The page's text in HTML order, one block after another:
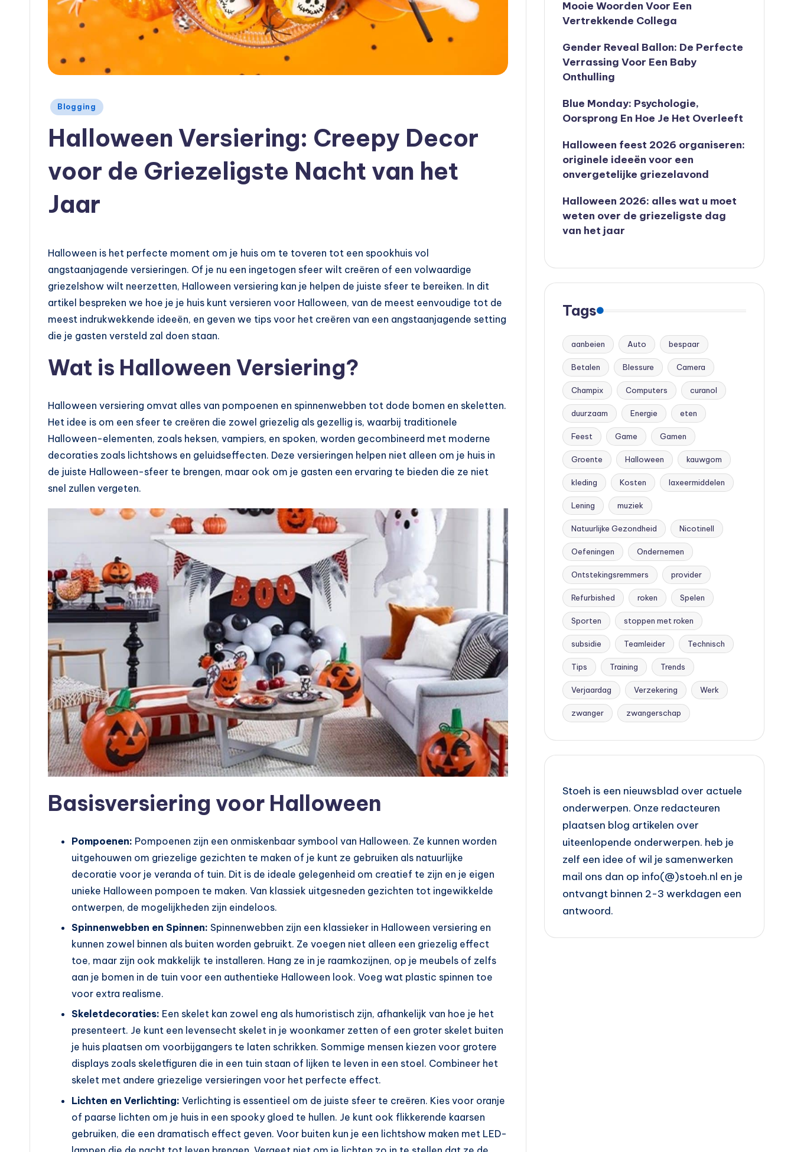
Geplaatst
Blogging
Halloween Versiering: Creepy Decor
voor de Griezeligste Nacht van het
Jaar
Halloween is het perfecte moment om je huis om te toveren tot een spookhuis vol
angstaanjagende versieringen. Of je nu een ingetogen sfeer wilt creëren of een volwaardige
griezelshow wilt neerzetten, Halloween versiering kan je helpen de juiste sfeer te bereiken. In dit
artikel bespreken we hoe je je huis kunt versieren voor Halloween, van de meest eenvoudige tot de
meest indrukwekkende ideeën, en geven we tips voor het creëren van een angstaanjagende setting
die je gasten versteld zal doen staan.
Wat is Halloween Versiering?
Halloween versiering omvat alles van pompoenen en spinnenwebben tot dode bomen en skeletten.
Het idee is om een sfeer te creëren die zowel griezelig als gezellig is, waarbij traditionele
Halloween-elementen, zoals heksen, vampiers, en spoken, worden gecombineerd met moderne
decoraties zoals lichtshows en geluidseffecten. Deze versieringen helpen niet alleen om je huis in
de juiste Halloween-sfeer te brengen, maar ook om je gasten een ervaring te bieden die ze niet
snel zullen vergeten.
Basisversiering voor Halloween
Pompoenen: Pompoenen zijn een onmiskenbaar symbool van Halloween. Ze kunnen worden
uitgehouwen om griezelige gezichten te maken of je kunt ze gebruiken als natuurlijke
decoratie voor je veranda of tuin. Dit is de ideale gelegenheid om creatief te zijn en je eigen
unieke Halloween pompoen te maken. Van klassiek uitgesneden gezichten tot ingewikkelde
ontwerpen, de mogelijkheden zijn eindeloos.
Spinnenwebben en Spinnen: Spinnenwebben zijn een klassieker in Halloween versiering en
kunnen zowel binnen als buiten worden gebruikt. Ze voegen niet alleen een griezelig effect
toe, maar zijn ook makkelijk te installeren. Hang ze in je raamkozijnen, op je meubels of zelfs
aan je bomen in de tuin voor een authentieke Halloween look. Voeg wat plastic spinnen toe
voor extra realisme.
Skeletdecoraties: Een skelet kan zowel eng als humoristisch zijn, afhankelijk van hoe je het
presenteert. Je kunt een levensecht skelet in je woonkamer zetten of een groter skelet buiten
je huis plaatsen om voorbijgangers te laten schrikken. Sommige mensen kiezen voor grotere
displays zoals skeletfiguren die in een tuin staan of lijken te leven in een stoel. Combineer het
skelet met andere griezelige versieringen voor het perfecte effect.
Lichten en Verlichting: Verlichting is essentieel om de juiste sfeer te creëren. Kies voor oranje
of paarse lichten om je huis in een spooky gloed te hullen. Je kunt ook flikkerende kaarsen
gebruiken, die een dramatisch effect geven. Voor buiten kun je een lichtshow maken met LED-
Mooie Woorden Voor Een
Vertrekkende Collega
Gender Reveal Ballon: De Perfecte
Verrassing Voor Een Baby
Onthulling
Blue Monday: Psychologie,
Oorsprong En Hoe Je Het Overleeft
Halloween feest 2026 organiseren:
originele ideeën voor een
onvergetelijke griezelavond
Halloween 2026: alles wat u moet
weten over de griezeligste dag
van het jaar
Tags
aanbeien Auto bespaar
Betalen Blessure Camera
Champix Computers curanol
duurzaam Energie eten
Feest Game Gamen
Groente Halloween kauwgom
kleding Kosten laxeermiddelen
Lening muziek
Natuurlijke Gezondheid Nicotinell
Oefeningen Ondernemen
Ontstekingsremmers provider
Refurbished roken Spelen
Sporten stoppen met roken
subsidie Teamleider Technisch
Tips Training Trends
Verjaardag Verzekering Werk
zwanger zwangerschap
Stoeh is een nieuwsblad over actuele
onderwerpen. Onze redacteuren
plaatsen blog artikelen over
uiteenlopende onderwerpen. heb je
zelf een idee of wil je samenwerken
mail ons dan op info(@)stoeh.nl en je
ontvangt binnen 2-3 werkdagen een
antwoord.